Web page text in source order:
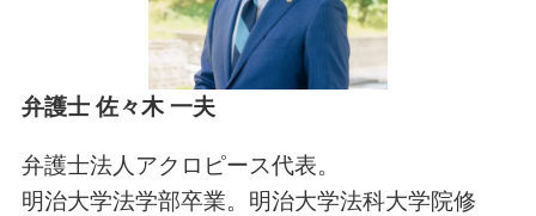
弁護士 佐々木 一夫
弁護士法人アクロピース代表。
明治大学法学部卒業。明治大学法科大学院修